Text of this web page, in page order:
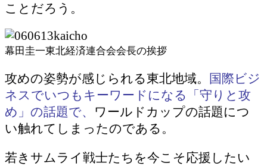
ことだろう。
幕田圭一東北経済連合会会長の挨拶
攻めの姿勢が感じられる東北地域。
国際ビジ
ネスでいつもキーワードになる「守りと攻
め」の話題で、 ワールドカップの話題につ
い触れてしまったのである。
若きサムライ戦士たちを今こそ応援したい